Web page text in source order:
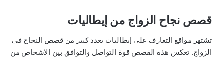
قصص نجاح الزواج من إيطاليات
تشتهر مواقع التعارف على إيطاليات بعدد كبير من قصص النجاح في
الزواج. تعكس هذه القصص قوة التواصل والتوافق بين الأشخاص من